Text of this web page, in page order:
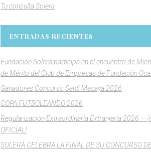
Tu consulta Solera
ENTRADAS RECIENTES
Fundación Solera participa en el encuentro de
de Mérito del Club de Empresas de Fundación
Ganadores Concurso Santi Macaya 2026
COPA FUTBOLEANDO 2026
Regularización Extraordinaria Extranjería 2026 –
OFICIAL!
SOLERA CELEBRA LA FINAL DE SU CONCURSO